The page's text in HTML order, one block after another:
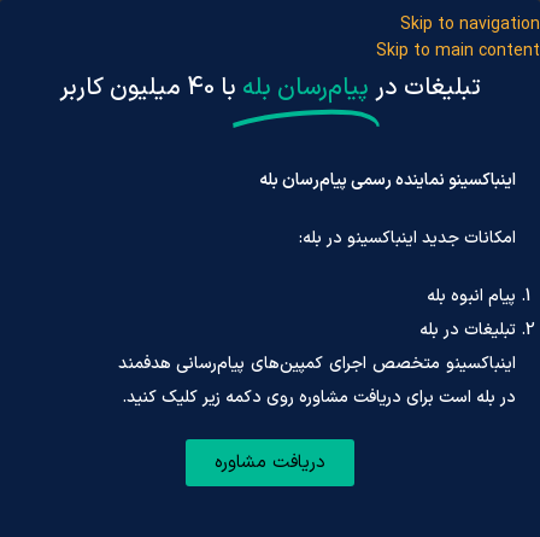
Skip to navigation
Skip to main content
اینباکسینو
»واتساپ
آموزش حذف پیام در واتساپ
تبلیغات در پیام‌رسان بله با 40 میلیون کاربر
اینباکسینو نماینده رسمی پیام‌رسان بله
امکانات جدید اینباکسینو در بله:
پیام انبوه بله
تبلیغات در بله
اینباکسینو متخصص اجرای کمپین‌های پیام‌رسانی هدفمند
در بله است برای دریافت مشاوره روی دکمه زیر کلیک کنید.
دریافت مشاوره